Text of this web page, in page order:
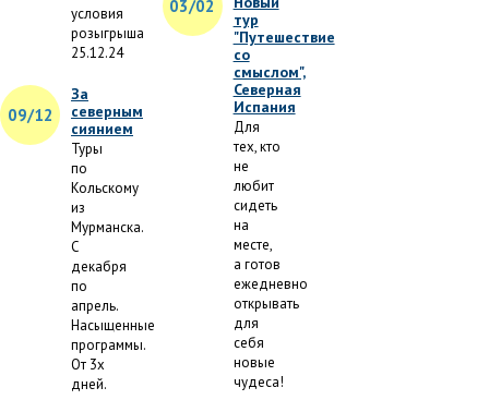
условия
розыгрыша
25.12.24
09/12
За
северным
сиянием
Туры
по
Кольскому
из
Мурманска.
С
декабря
по
апрель.
Насыщенные
программы.
От 3х
дней.
03/02
тур
"Путешествие
со
смыслом",
Северная
Испания
Для
тех, кто
не
любит
сидеть
на
месте,
а готов
ежедневно
открывать
для
себя
новые
чудеса!